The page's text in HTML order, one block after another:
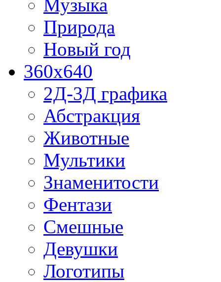
Музыка
Природа
Новый год
360x640
2Д-3Д графика
Абстракция
Животные
Мультики
Знаменитости
Фентази
Смешные
Девушки
Логотипы